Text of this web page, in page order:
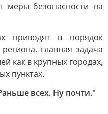
меры безопасности на
приводят в порядок
главная задача
как в крупных городах,
пунктах.
всех. Ну почти."